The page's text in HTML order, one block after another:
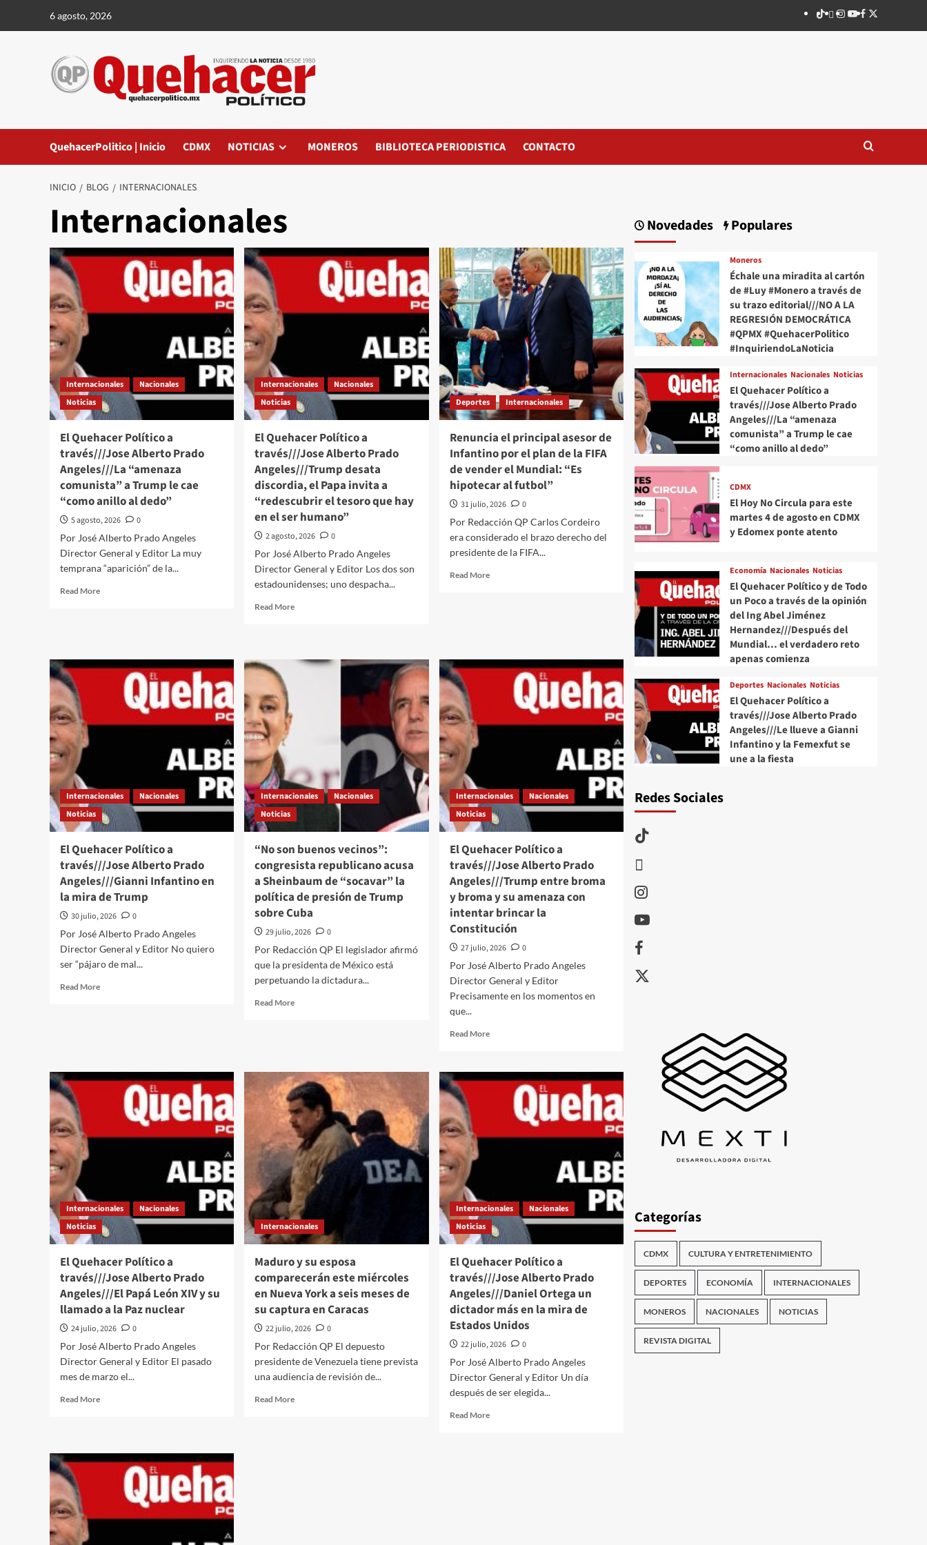
6 agosto, 2026 TikTok
threads
Instagram
Youtube
Facebook
X
QuehacerPolitico | Inicio CDMX NOTICIAS MONEROS BIBLIOTECA PERIODISTICA CONTACTO
INICIO BLOG INTERNACIONALES
Internacionales
Internacionales
Nacionales
Noticias
El Quehacer Político a
través///Jose Alberto Prado
Angeles///La “amenaza
comunista” a Trump le cae
“como anillo al dedo”
5 agosto, 2026
0
Por José Alberto Prado Angeles
Director General y Editor La muy
temprana “aparición” de la...
Read MoreRead
a
través///Jose
Alberto
cae
“como
anillo
dedo”
Internacionales
Nacionales
Noticias
El Quehacer Político a
través///Jose Alberto Prado
Angeles///Trump desata
discordia, el Papa invita a
“redescubrir el tesoro que hay
en el ser humano”
2 agosto, 2026
0
Por José Alberto Prado Angeles
Director General y Editor Los dos son
estadounidenses; uno despacha...
Read MoreRead
Quehacer
través///Jose
Angeles///Trump
el
Papa
invita
tesoro
que
hay
en
ser
humano”
Deportes Internacionales
Renuncia el principal asesor de
Infantino por el plan de la FIFA
de vender el Mundial: “Es
hipotecar al futbol”
31 julio, 2026
0
Por Redacción QP Carlos Cordeiro
era considerado el brazo derecho del
presidente de la FIFA...
Read MoreRead
de
Infantino
el
Mundial:
“Es
hipotecar
al
futbol”
Internacionales
Nacionales
Noticias
El Quehacer Político a
través///Jose Alberto Prado
Angeles///Gianni Infantino en
la mira de Trump
30 julio, 2026
0
Por José Alberto Prado Angeles
Director General y Editor No quiero
ser “pájaro de mal...
Read MoreRead
Alberto
Angeles///Gianni
en
Internacionales
Nacionales
Noticias
“No son buenos vecinos”:
congresista republicano acusa
a Sheinbaum de “socavar” la
política de presión de Trump
sobre Cuba
29 julio, 2026
0
Por Redacción QP El legislador afirmó
que la presidenta de México está
perpetuando la dictadura...
Read MoreRead
vecinos”:
congresista
republicano
acusa
a
Sheinbaum
de
“socavar”
la
política
de
presión
de
sobre
Cuba
Internacionales
Nacionales
Noticias
El Quehacer Político a
través///Jose Alberto Prado
Angeles///Trump entre broma
y broma y su amenaza con
intentar brincar la
Constitución
27 julio, 2026
0
Por José Alberto Prado Angeles
Director General y Editor
Precisamente en los momentos en
que...
Read MoreRead
El
Quehacer
Político
través///Jose
Alberto
y
broma
y
su
con
intentar
brincar
la
Constitución
Internacionales
Nacionales
Noticias
El Quehacer Político a
través///Jose Alberto Prado
Angeles///El Papá León XIV y su
llamado a la Paz nuclear
24 julio, 2026
0
Por José Alberto Prado Angeles
Director General y Editor El pasado
mes de marzo el...
Read MoreRead
Político
través///Jose
Alberto
Prado
Internacionales
Maduro y su esposa
comparecerán este miércoles
en Nueva York a seis meses de
su captura en Caracas
22 julio, 2026
0
Por Redacción QP El depuesto
presidente de Venezuela tiene prevista
una audiencia de revisión de...
Read MoreRead
Internacionales
Nacionales
Noticias
El Quehacer Político a
través///Jose Alberto Prado
Angeles///Daniel Ortega un
dictador más en la mira de
Estados Unidos
22 julio, 2026
0
Por José Alberto Prado Angeles
Director General y Editor Un día
después de ser elegida...
Read MoreRead
Novedades Populares
Moneros
Échale una miradita al cartón
de #Luy #Monero a través de
su trazo editorial///NO A LA
REGRESIÓN DEMOCRÁTICA
#QPMX #QuehacerPolitico
#InquiriendoLaNoticia
Internacionales Nacionales Noticias
El Quehacer Político a
través///Jose Alberto Prado
Angeles///La “amenaza
comunista” a Trump le cae
“como anillo al dedo”
CDMX
El Hoy No Circula para este
martes 4 de agosto en CDMX
y Edomex ponte atento
Economía Nacionales Noticias
El Quehacer Político y de Todo
un Poco a través de la opinión
del Ing Abel Jiménez
Hernandez///Después del
Mundial… el verdadero reto
apenas comienza
Deportes Nacionales Noticias
El Quehacer Político a
través///Jose Alberto Prado
Angeles///Le llueve a Gianni
Infantino y la Femexfut se
une a la fiesta
Redes Sociales
TikTok
Instagram
Youtube
Facebook
X
Categorías
CDMX CULTURA Y ENTRETENIMIENTO
DEPORTES ECONOMÍA INTERNACIONALES
MONEROS NACIONALES NOTICIAS
REVISTA DIGITAL